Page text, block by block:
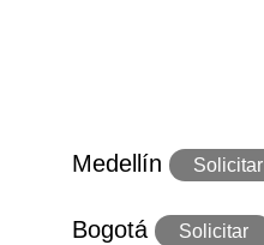
Medellín Solicitar
Bogotá Solicitar